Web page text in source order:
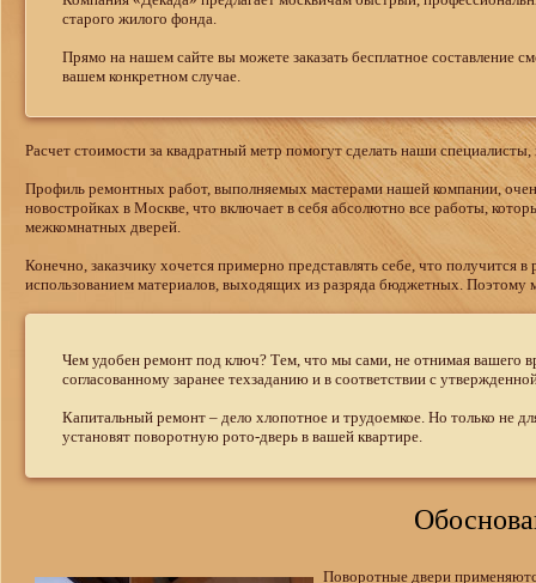
старого жилого фонда.
Прямо на нашем сайте вы можете заказать бесплатное составление
вашем конкретном случае.
Расчет стоимости за квадратный метр помогут сделать наши специалисты,
Профиль ремонтных работ, выполняемых мастерами нашей компании,
новостройках в Москве, что включает в себя абсолютно все работы,
межкомнатных дверей.
Конечно, заказчику хочется примерно представлять себе, что получится
использованием материалов, выходящих из разряда бюджетных. Поэтому
Чем удобен ремонт под ключ? Тем, что мы сами, не отнимая вашего
согласованному заранее техзаданию и в соответствии с
Капитальный ремонт – дело хлопотное и трудоемкое. Но только не
установят поворотную рото-дверь в вашей квартире.
Поворотные двери